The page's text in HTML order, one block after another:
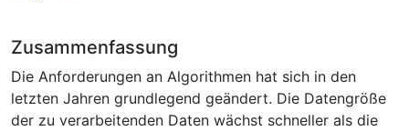
Zusammenfassung
Die Anforderungen an Algorithmen hat sich in den
letzten Jahren grundlegend geändert. Die Datengröße
der zu verarbeitenden Daten wächst schneller als die